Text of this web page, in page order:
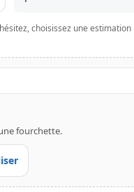
choisissez une
fourchette.